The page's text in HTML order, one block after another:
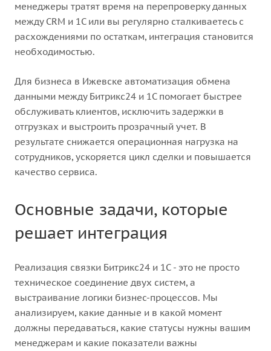
менеджеры тратят время на перепроверку данных
между CRM и 1С или вы регулярно сталкиваетесь с
расхождениями по остаткам, интеграция становится
необходимостью.
Для бизнеса в Ижевске автоматизация обмена
данными между Битрикс24 и 1С помогает быстрее
обслуживать клиентов, исключить задержки в
отгрузках и выстроить прозрачный учет. В
результате снижается операционная нагрузка на
сотрудников, ускоряется цикл сделки и повышается
качество сервиса.
Основные задачи, которые
решает интеграция
Реализация связки Битрикс24 и 1С - это не просто
техническое соединение двух систем, а
выстраивание логики бизнес-процессов. Мы
анализируем, какие данные и в какой момент
должны передаваться, какие статусы нужны вашим
менеджерам и какие показатели важны